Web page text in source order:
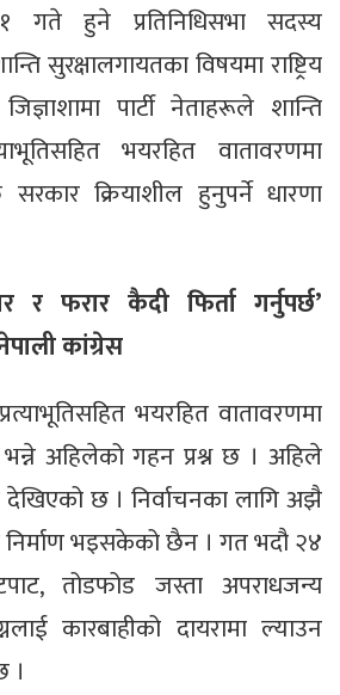
गते हुने प्रतिनिधिसभा सदस्य
सुरक्षालगायतका विषयमा राष्ट्रिय
पार्टी नेताहरूले शान्ति
भयरहित वातावरणमा
सरकार क्रियाशील हुनुपर्ने धारणा
र फरार कैदी फिर्ता गर्नुपर्छ’
कांग्रेस
भयरहित वातावरणमा
अहिलेको गहन प्रश्न छ । अहिले
छ । निर्वाचनका लागि अझै
भइसकेको छैन । गत भदौ २४
तोडफोड जस्ता अपराधजन्य
कारबाहीको दायरामा ल्याउन
।